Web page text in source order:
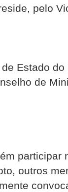
pelo
Estado
de
participar
outros